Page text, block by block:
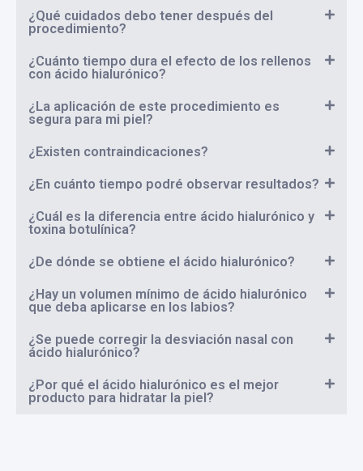
¿Qué cuidados debo tener después del
procedimiento?
¿Cuánto tiempo dura el efecto de los rellenos
con ácido hialurónico?
¿La aplicación de este procedimiento es
segura para mi piel?
¿Existen contraindicaciones?
¿En cuánto tiempo podré observar resultados?
¿Cuál es la diferencia entre ácido hialurónico y
toxina botulínica?
¿De dónde se obtiene el ácido hialurónico?
¿Hay un volumen mínimo de ácido hialurónico
que deba aplicarse en los labios?
¿Se puede corregir la desviación nasal con
ácido hialurónico?
¿Por qué el ácido hialurónico es el mejor
producto para hidratar la piel?